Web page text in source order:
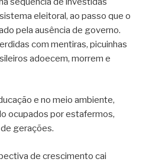
eleitoral, ao passo que o
pela ausência de governo.
com mentiras, picuinhas
adoecem, morrem e
e no meio ambiente,
ocupados por estafermos,
gerações.
de crescimento cai